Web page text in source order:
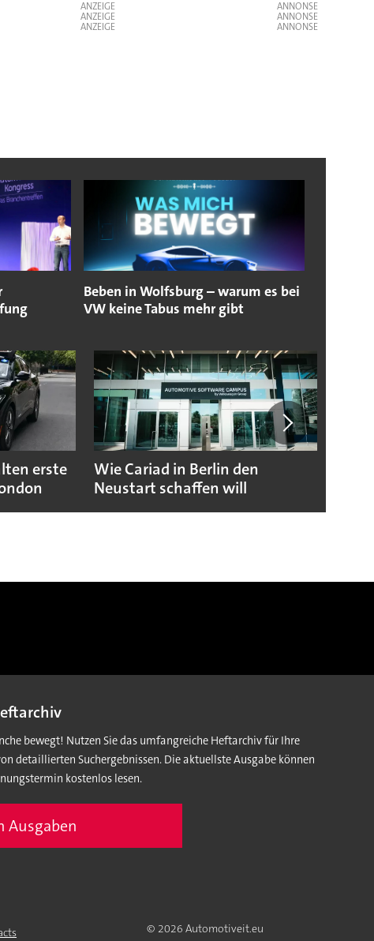
ANZEIGE
ANZEIGE
ANZEIGE
Beben in Wolfsburg – warum es bei
VW keine Tabus mehr gibt
erste
Wie Cariad in Berlin den
Neustart schaffen will
bewegt! Nutzen Sie das umfangreiche Heftarchiv für Ihre
detaillierten Suchergebnissen. Die aktuellste Ausgabe können
kostenlos lesen.
Ausgaben
© 2026 Automotiveit.eu